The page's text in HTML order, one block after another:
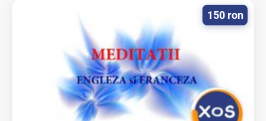
150 ron